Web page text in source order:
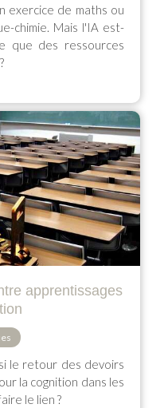
exercice de maths ou
chimie. Mais l'IA est-
que des ressources
apprentissages
le retour des devoirs
la cognition dans les
le lien ?